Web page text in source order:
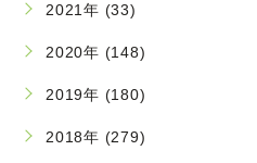
2021年 (33)
2020年 (148)
2019年 (180)
2018年 (279)